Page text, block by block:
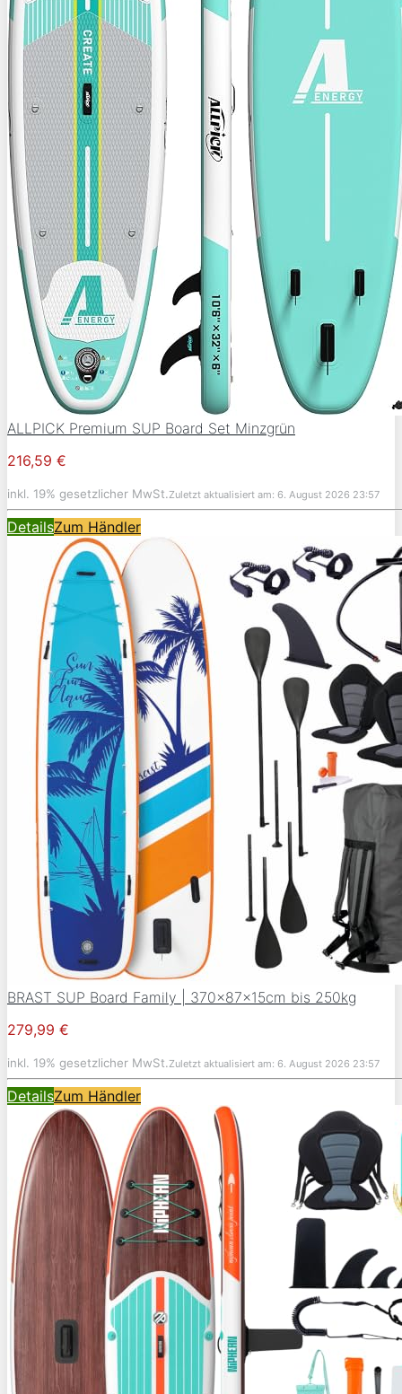
BRAST SUP Board Family | 370x87x15cm bis 250kg
279,99 €
inkl. 19% gesetzlicher MwSt.Zuletzt aktualisiert am: 6. August 2026 23:57
DetailsZum Händler
ALLPICK Premium SUP Board Set Minzgrün
216,59 €
inkl. 19% gesetzlicher MwSt.Zuletzt aktualisiert am: 6. August 2026 23:57
DetailsZum Händler